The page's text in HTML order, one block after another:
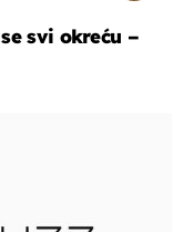
svi okreću –